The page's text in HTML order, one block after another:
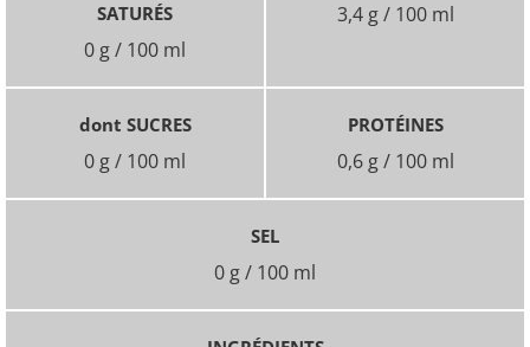
SATURÉS
0 g / 100 ml
3,4 g / 100 ml
dont SUCRES
0 g / 100 ml
PROTÉINES
0,6 g / 100 ml
SEL
0 g / 100 ml